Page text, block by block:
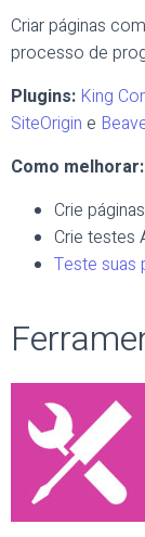
Criar páginas
processo de
Plugins: King
SiteOrigin e
Como melhorar:
Crie
Crie testes
Teste suas